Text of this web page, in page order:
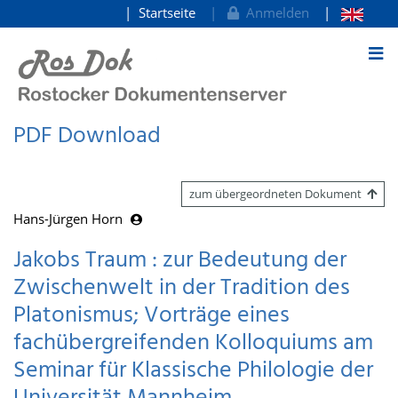
zum Inhalt
Startseite Anmelden
PDF Download
zum übergeordneten Dokument
Hans-Jürgen Horn
Jakobs Traum : zur Bedeutung der
Zwischenwelt in der Tradition des
Platonismus; Vorträge eines
fachübergreifenden Kolloquiums am
Seminar für Klassische Philologie der